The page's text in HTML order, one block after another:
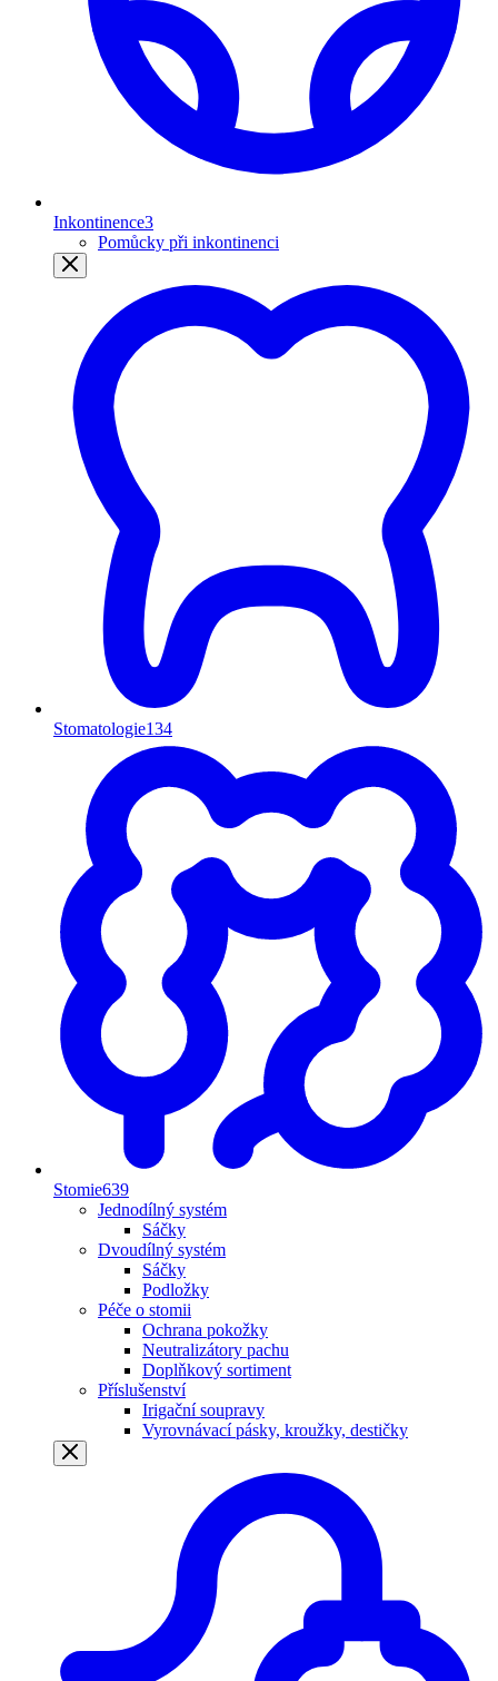
Inkontinence3
Pomůcky při inkontinenci
Stomatologie134
Stomie639
Jednodílný systém
Sáčky
Dvoudílný systém
Sáčky
Podložky
Péče o stomii
Ochrana pokožky
Neutralizátory pachu
Doplňkový sortiment
Příslušenství
Irigační soupravy
Vyrovnávací pásky, kroužky, destičky